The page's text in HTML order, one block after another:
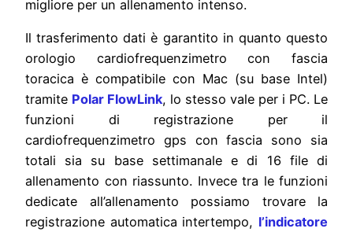
migliore per un allenamento intenso.
Il trasferimento dati è garantito in quanto questo
orologio cardiofrequenzimetro con fascia
toracica è compatibile con Mac (su base Intel)
tramite Polar FlowLink, lo stesso vale per i PC. Le
funzioni di registrazione per il
cardiofrequenzimetro gps con fascia sono sia
totali sia su base settimanale e di 16 file di
allenamento con riassunto. Invece tra le funzioni
dedicate all’allenamento possiamo trovare la
registrazione automatica intertempo, l’indicatore